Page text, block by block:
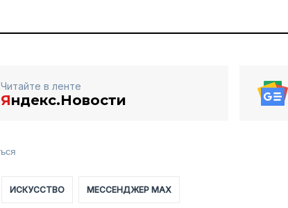
Читайте в ленте
Яндекс.Новости
ИСКУССТВО МЕССЕНДЖЕР MAX